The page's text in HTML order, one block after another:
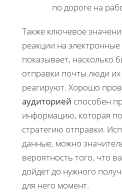
по дороге на
Также ключевое
реакции на
показывает, насколько
отправки почты люди
реагируют. Хорошо
аудиторией способен
информацию, которая
стратегию отправки.
данные, можно
вероятность того, что
дойдет до нужного
для него момент.